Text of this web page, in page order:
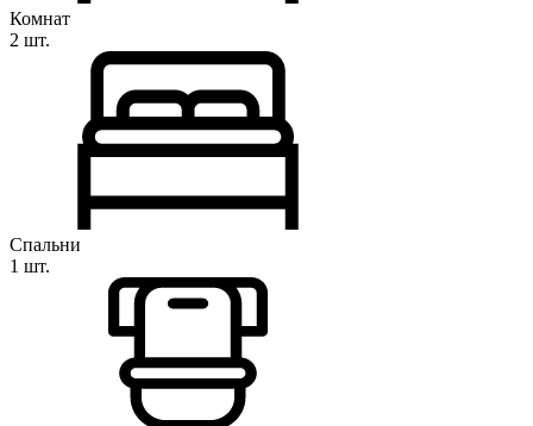
Комнат
2 шт.
Спальни
1 шт.